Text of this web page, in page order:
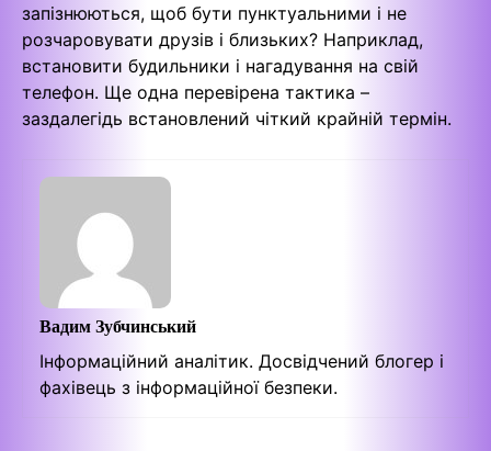
запізнюються, щоб бути пунктуальними і не
розчаровувати друзів і близьких? Наприклад,
встановити будильники і нагадування на свій
телефон. Ще одна перевірена тактика –
заздалегідь встановлений чіткий крайній термін.
Вадим Зубчинський
Інформаційний аналітик. Досвідчений блогер і
фахівець з інформаційної безпеки.